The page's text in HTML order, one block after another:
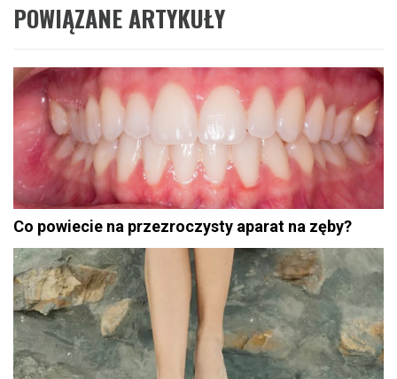
POWIĄZANE ARTYKUŁY
Co powiecie na przezroczysty aparat na zęby?